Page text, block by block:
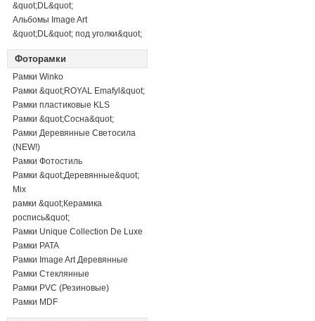
&quot;DL&quot;
Альбомы Image Art
&quot;DL&quot; под уголки&quot;
Фоторамки
Рамки Winko
Рамки &quot;ROYAL Emafyl&quot;
Рамки пластиковые KLS
Рамки &quot;Сосна&quot;
Рамки Деревянные Светосила
(NEW!)
Рамки Фотостиль
Рамки &quot;Деревянные&quot;
Mix
рамки &quot;Керамика
роспись&quot;
Рамки Unique Collection De Luxe
Рамки PATA
Рамки Image Art Деревянные
Рамки Стеклянные
Рамки PVC (Резиновые)
Рамки MDF